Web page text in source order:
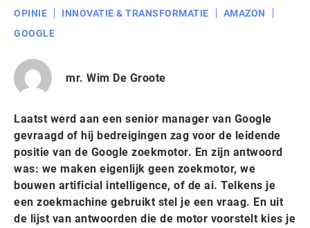
OPINIE
INNOVATIE & TRANSFORMATIE
AMAZON
GOOGLE
mr. Wim De Groote
Laatst werd aan een senior manager van Google
gevraagd of hij bedreigingen zag voor de leidende
positie van de Google zoekmotor. En zijn antwoord
was: we maken eigenlijk geen zoekmotor, we
bouwen artificial intelligence, of de ai. Telkens je
een zoekmachine gebruikt stel je een vraag. En uit
de lijst van antwoorden die de motor voorstelt kies je